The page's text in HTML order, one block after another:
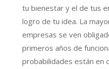
tu bienestar y el de tus
logro de tu idea. La
empresas se ven
primeros años de
probabilidades están en